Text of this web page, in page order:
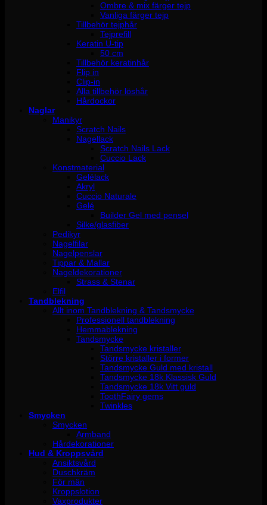
Ombre & mix färger tejp
Vanliga färger tejp
Tillbehör tejphår
Tejprefill
Keratin U-tip
50 cm
Tillbehör keratinhår
Flip in
Clip-in
Alla tillbehör löshår
Hårdockor
Naglar
Manikyr
Scratch Nails
Nagellack
Scratch Nails Lack
Cuccio Lack
Konstmaterial
Gelélack
Akryl
Cuccio Naturale
Gelé
Builder Gel med pensel
Silke/glasfiber
Pedikyr
Nagelfilar
Nagelpenslar
Tippar & Mallar
Nageldekorationer
Strass & Stenar
Elfil
Tandblekning
Allt inom Tandblekning & Tandsmycke
Professionell tandblekning
Hemmablekning
Tandsmycke
Tandsmycke kristaller
Större kristaller i former
Tandsmycke Guld med kristall
Tandsmycke 18k Klassisk Guld
Tandsmycke 18k Vitt guld
ToothFairy gems
Twinkles
Smycken
Smycken
Armband
Hårdekorationer
Hud & Kroppsvård
Ansiktsvård
Duschkräm
För män
Kroppslotion
Vaxprodukter